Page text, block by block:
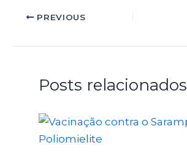
PREVIOUS
Posts relacionados